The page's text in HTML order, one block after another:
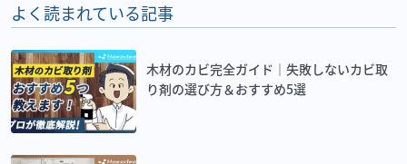
よく読まれている記事
木材のカビ完全ガイド｜失敗しないカビ取
り剤の選び方＆おすすめ5選